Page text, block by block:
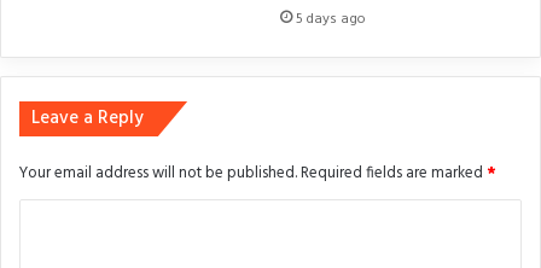
5 days ago
Leave a Reply
Your email address will not be published.Required fields are marked *